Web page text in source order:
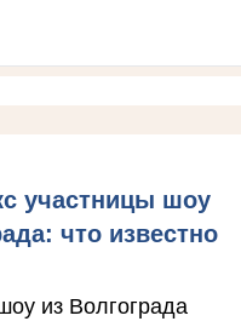
участницы шоу
что известно
из Волгограда